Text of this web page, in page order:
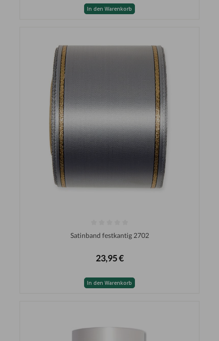
In den Warenkorb
Satinband festkantig 2702
23,95 €
In den Warenkorb